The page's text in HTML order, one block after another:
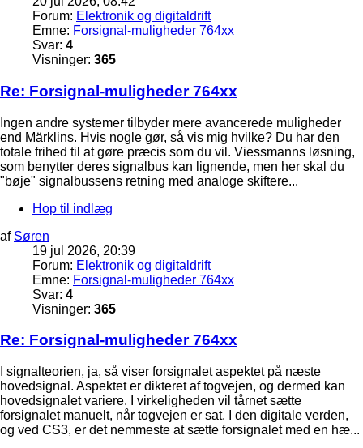
Forum: Elektronik og digitaldrift
Emne: Forsignal-muligheder 764xx
Svar: 4
Visninger: 365
Re: Forsignal-muligheder 764xx
Ingen andre systemer tilbyder mere avancerede muligheder
end Märklins. Hvis nogle gør, så vis mig hvilke? Du har den
totale frihed til at gøre præcis som du vil. Viessmanns løsning,
som benytter deres signalbus kan lignende, men her skal du
"bøje" signalbussens retning med analoge skiftere...
Hop til indlæg
af Søren
19 jul 2026, 20:39
Forum: Elektronik og digitaldrift
Emne: Forsignal-muligheder 764xx
Svar: 4
Visninger: 365
Re: Forsignal-muligheder 764xx
I signalteorien, ja, så viser forsignalet aspektet på næste
hovedsignal. Aspektet er dikteret af togvejen, og dermed kan
hovedsignalet variere. I virkeligheden vil tårnet sætte
forsignalet manuelt, når togvejen er sat. I den digitale verden,
og ved CS3, er det nemmeste at sætte forsignalet med en hæ...